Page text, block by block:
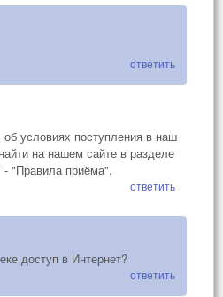
ответить
условиях поступления в наш
на нашем сайте в разделе
"Правила приёма".
ответить
доступ в Интернет?
ответить